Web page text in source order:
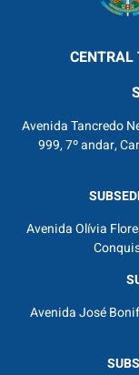
CENTRAL
Avenida Tancredo
999, 7º andar,
Avenida Olívia
Avenida José